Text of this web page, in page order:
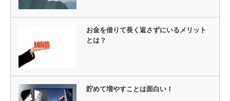
お金を借りて長く返さずにいるメリット
とは？
貯めて増やすことは面白い！